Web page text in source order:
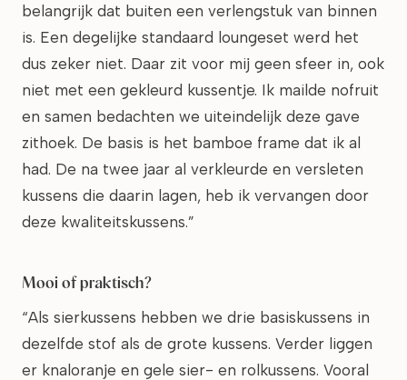
belangrijk dat buiten een verlengstuk van binnen
is. Een degelijke standaard loungeset werd het
dus zeker niet. Daar zit voor mij geen sfeer in, ook
niet met een gekleurd kussentje. Ik mailde nofruit
en samen bedachten we uiteindelijk deze gave
zithoek. De basis is het bamboe frame dat ik al
had. De na twee jaar al verkleurde en versleten
kussens die daarin lagen, heb ik vervangen door
deze kwaliteitskussens.”
Mooi of praktisch?
“Als sierkussens hebben we drie basiskussens in
dezelfde stof als de grote kussens. Verder liggen
er knaloranje en gele sier- en rolkussens. Vooral